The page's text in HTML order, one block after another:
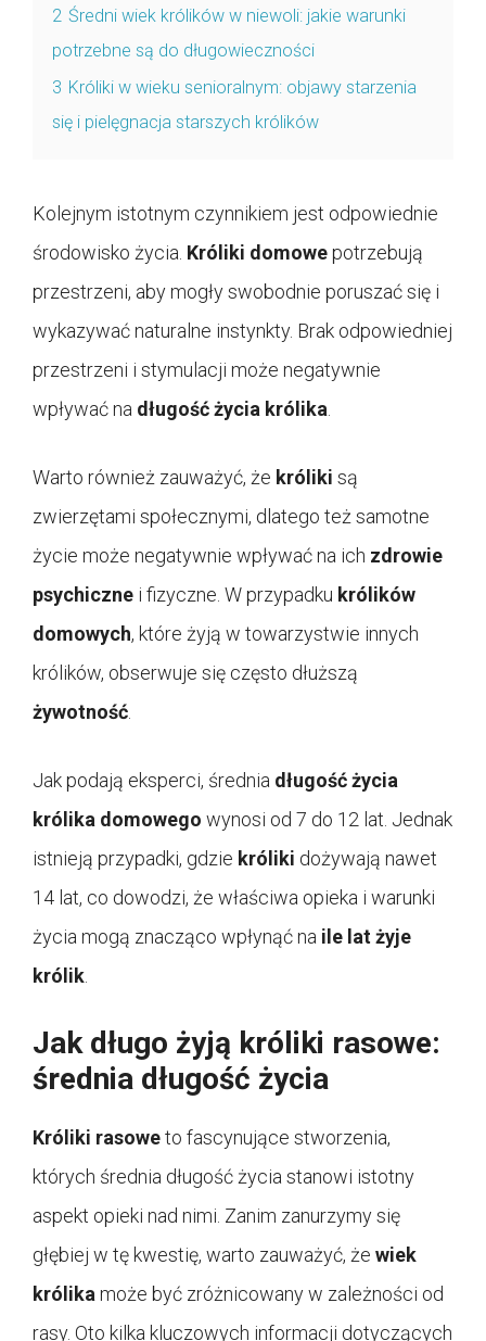
2 Średni wiek królików w niewoli: jakie warunki
potrzebne są do długowieczności
3 Króliki w wieku senioralnym: objawy starzenia
się i pielęgnacja starszych królików
Kolejnym istotnym czynnikiem jest odpowiednie
środowisko życia. Króliki domowepotrzebują
przestrzeni, aby mogły swobodnie poruszać się i
wykazywać naturalne instynkty. Brak odpowiedniej
przestrzeni i stymulacji może negatywnie
wpływać na długość życia królika
Warto również zauważyć, że króliki są
zwierzętami społecznymi, dlatego też samotne
życie może negatywnie wpływać na ich zdrowie
psychiczne i fizyczne. W przypadku królików
domowych, które żyją w towarzystwie innych
królików, obserwuje się często dłuższą
żywotność
Jak podają eksperci, średnia długość życia
królika domowego wynosi od 7 do 12 lat. Jednak
istnieją przypadki, gdzie króliki dożywają nawet
14 lat, co dowodzi, że właściwa opieka i warunki
życia mogą znacząco wpłynąć na ile lat żyje
królik
Jak długo żyją króliki rasowe:
średnia długość życia
Króliki rasoweto fascynujące stworzenia,
których średnia długość życia stanowi istotny
aspekt opieki nad nimi. Zanim zanurzymy się
głębiej w tę kwestię, warto zauważyć, że wiek
królika może być zróżnicowany w zależności od
rasy. Oto kilka kluczowych informacji dotyczących